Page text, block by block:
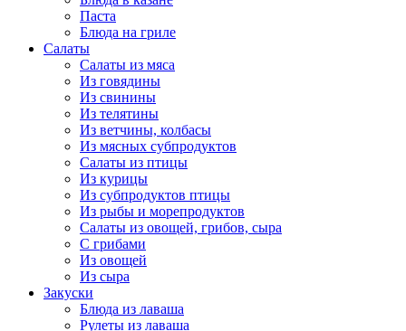
Паста
Блюда на гриле
Салаты
Салаты из мяса
Из говядины
Из свинины
Из телятины
Из ветчины, колбасы
Из мясных субпродуктов
Салаты из птицы
Из курицы
Из субпродуктов птицы
Из рыбы и морепродуктов
Салаты из овощей, грибов, сыра
С грибами
Из овощей
Из сыра
Закуски
Блюда из лаваша
Рулеты из лаваша